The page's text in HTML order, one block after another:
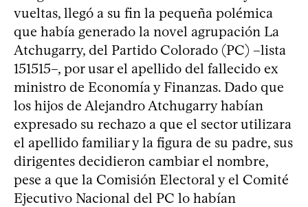
vueltas, llegó a su fin la pequeña polémica
que había generado la novel agrupación La
Atchugarry, del Partido Colorado (PC) –lista
151515–, por usar el apellido del fallecido ex
ministro de Economía y Finanzas. Dado que
los hijos de Alejandro Atchugarry habían
expresado su rechazo a que el sector utilizara
el apellido familiar y la figura de su padre, sus
dirigentes decidieron cambiar el nombre,
pese a que la Comisión Electoral y el Comité
Ejecutivo Nacional del PC lo habían